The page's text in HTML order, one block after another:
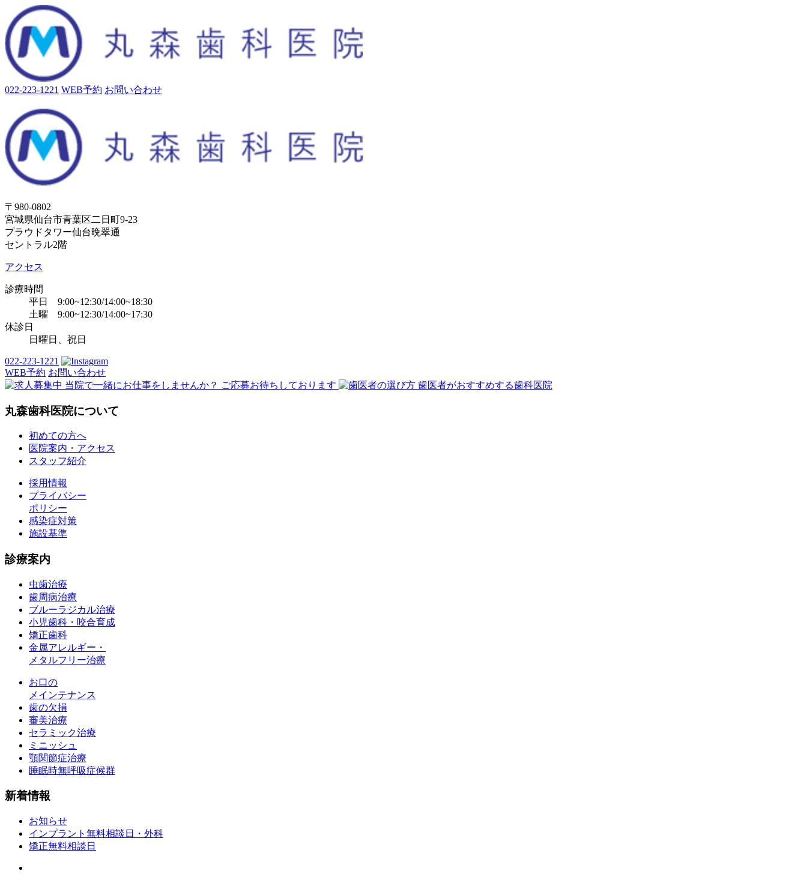
022-223-1221 WEB予約 お問い合わせ
〒980-0802
宮城県仙台市青葉区二日町9-23
プラウドタワー仙台晩翠通
セントラル2階
アクセス
診療時間
平日 9:00~12:30/14:00~18:30
土曜 9:00~12:30/14:00~17:30
休診日
日曜日、祝日
022-223-1221
WEB予約 お問い合わせ
丸森歯科医院について
初めての方へ
医院案内・アクセス
スタッフ紹介
採用情報
プライバシー
ポリシー
感染症対策
施設基準
診療案内
虫歯治療
歯周病治療
ブルーラジカル治療
小児歯科・咬合育成
矯正歯科
金属アレルギー・
メタルフリー治療
お口の
メインテナンス
歯の欠損
審美治療
セラミック治療
ミニッシュ
顎関節症治療
睡眠時無呼吸症候群
新着情報
お知らせ
インプラント無料相談日・外科
矯正無料相談日